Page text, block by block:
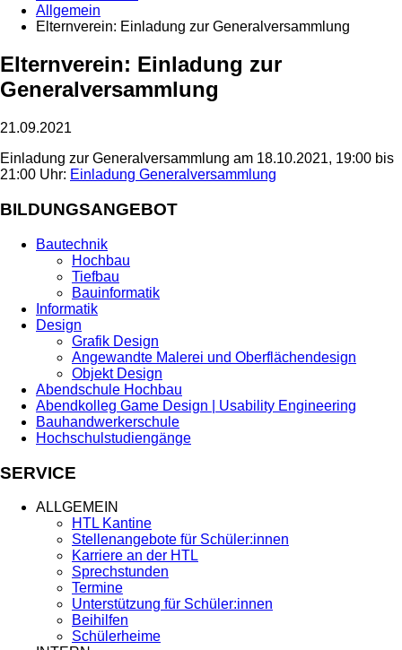
Allgemein
Elternverein: Einladung zur Generalversammlung
Elternverein: Einladung zur
Generalversammlung
21.09.2021
Einladung zur Generalversammlung am 18.10.2021, 19:00 bis
21:00 Uhr: Einladung Generalversammlung
BILDUNGSANGEBOT
Bautechnik
Hochbau
Tiefbau
Bauinformatik
Informatik
Design
Grafik Design
Angewandte Malerei und Oberflächendesign
Objekt Design
Abendschule Hochbau
Abendkolleg Game Design | Usability Engineering
Bauhandwerkerschule
Hochschulstudiengänge
SERVICE
ALLGEMEIN
HTL Kantine
Stellenangebote für Schüler:innen
Karriere an der HTL
Sprechstunden
Termine
Unterstützung für Schüler:innen
Beihilfen
Schülerheime